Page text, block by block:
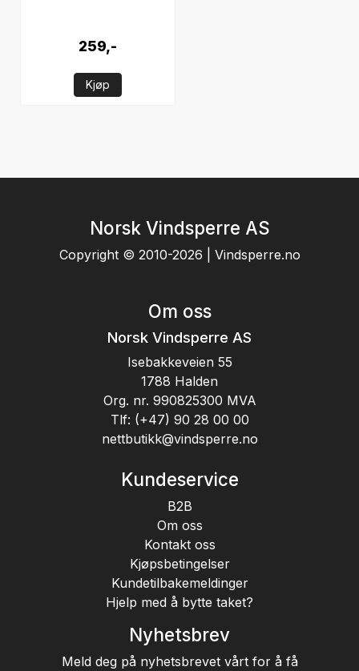
259,-
Kjøp
Norsk Vindsperre AS
Copyright © 2010-2026 | Vindsperre.no
Om oss
Norsk Vindsperre AS
Isebakkeveien 55
1788 Halden
Org. nr. 990825300 MVA
Tlf: (+47) 90 28 00 00
nettbutikk@vindsperre.no
Kundeservice
B2B
Om oss
Kontakt oss
Kjøpsbetingelser
Kundetilbakemeldinger
Hjelp med å bytte taket?
Nyhetsbrev
Meld deg på nyhetsbrevet vårt for å få